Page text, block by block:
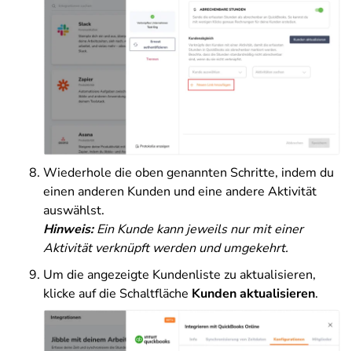
Wiederhole die oben genannten Schritte, indem du
einen anderen Kunden und eine andere Aktivität
auswählst.
Hinweis: Ein Kunde kann jeweils nur mit einer
Aktivität verknüpft werden und umgekehrt.
Um die angezeigte Kundenliste zu aktualisieren,
klicke auf die Schaltfläche Kunden aktualisieren.